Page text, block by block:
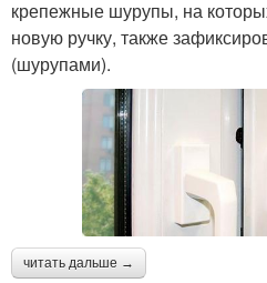
крепежные шурупы, на
новую ручку, также
(шурупами).
читать дальше →